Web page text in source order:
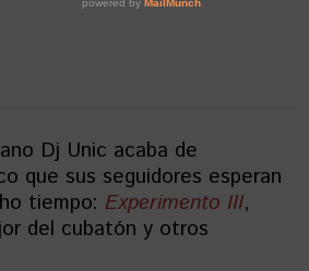
Dj Unic acaba de
que sus seguidores esperan
tiempo: Experimento III,
del cubatón y otros